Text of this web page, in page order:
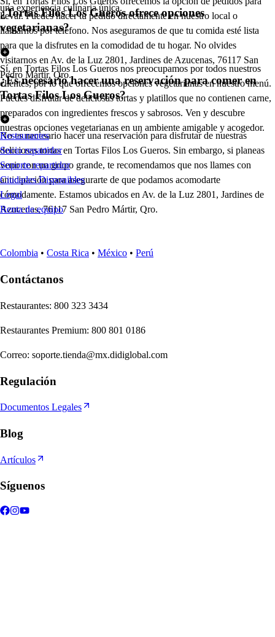
una experiencia culinaria única.
llevar. Puedes hacer tu pedido directamente en nuestro local o
llamarnos por teléfono. Nos aseguramos de que tu comida esté lista
para que la disfrutes en la comodidad de tu hogar. No olvides
visitarnos en Av. de la Luz 2801, Jardines de Azucenas, 76117 San
Pedro Mártir, Qro.
¿Tortas Filos Los Gueros ofrece opciones
vegetarianas?
Sí, en Tortas Filos Los Gueros nos preocupamos por todos nuestros
clientes, por lo que ofrecemos opciones vegetarianas en nuestro menú.
Puedes disfrutar de deliciosas tortas y platillos que no contienen carne,
preparados con ingredientes frescos y sabrosos. Ven y descubre
nuestras opciones vegetarianas en un ambiente amigable y acogedor.
¿Es necesario hacer una reservación para comer en
Tortas Filos Los Gueros?
No es necesario hacer una reservación para disfrutar de nuestras
deliciosas tortas en Tortas Filos Los Gueros. Sin embargo, si planeas
venir con un grupo grande, te recomendamos que nos llames con
anticipación para asegurarte de que podamos acomodarte
cómodamente. Estamos ubicados en Av. de la Luz 2801, Jardines de
Azucenas, 76117 San Pedro Mártir, Qro.
Restaurantes
Socio repartidor
Soporte repartidor
Ciudades Disponibles
Legal
Renta de equipo
Colombia • Costa Rica • México • Perú
Contáctanos
Restaurantes: 800 323 3434
Restaurantes Premium: 800 801 0186
Correo: soporte.tienda@mx.didiglobal.com
Regulación
Documentos Legales
Blog
Artículos
Síguenos